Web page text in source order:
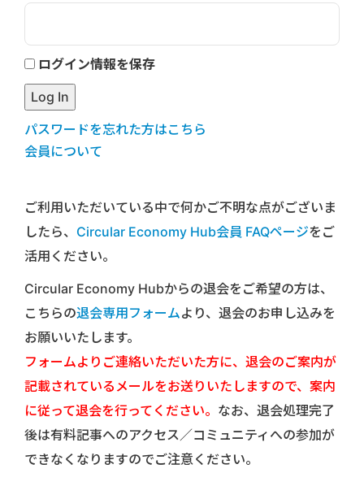
ログイン情報を保存
パスワードを忘れた方はこちら
会員について
ご利用いただいている中で何かご不明な点がございま
したら、 Circular Economy Hub会員 FAQページをご
活用ください。
Circular Economy Hubからの退会をご希望の方は、
こちらの退会専用フォームより、退会のお申し込みを
お願いいたします。
フォームよりご連絡いただいた方に、退会のご案内が
記載されているメールをお送りいたしますので、案内
に従って退会を行ってください。 なお、退会処理完了
後は有料記事へのアクセス／コミュニティへの参加が
できなくなりますのでご注意ください。